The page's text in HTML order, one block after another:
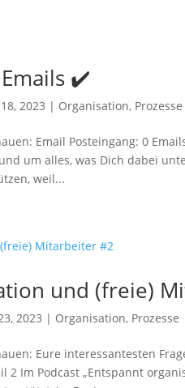
✔️
2023 | Organisation, Prozesse
Email Posteingang: 0
um alles, was Dich dabei
weil...
und (freie)
2023 | Organisation, Prozesse
Eure interessantesten
2 Im Podcast „Entspannt